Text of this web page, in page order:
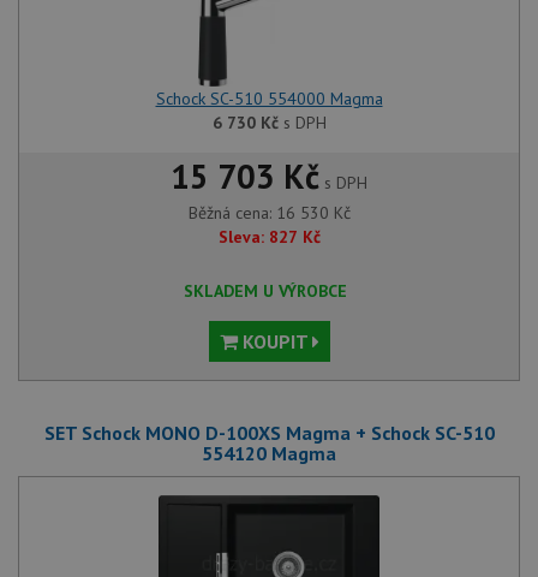
Schock SC-510 554000 Magma
6 730 Kčs DPH
15 703 Kč s DPH
Běžná cena: 16 530 Kč
Sleva: 827 Kč
SKLADEM U VÝROBCE
KOUPIT
SET Schock MONO D-100XS Magma + Schock SC-510
554120 Magma